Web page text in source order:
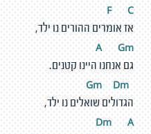
F C
אז אומרים ההורים נו ילד,
A Gm
גם אנחנו היינו קטנים.
m Dm
הגדולים שואלים נו ילד,
Dm A